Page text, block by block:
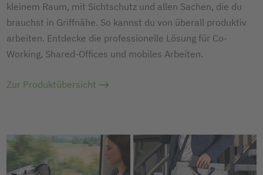
kleinem Raum, mit Sichtschutz und allen Sachen, die du
brauchst in Griffnähe. So kannst du von überall produktiv
arbeiten. Entdecke die professionelle Lösung für Co-
Working, Shared-Offices und mobiles Arbeiten.
Zur Produktübersicht